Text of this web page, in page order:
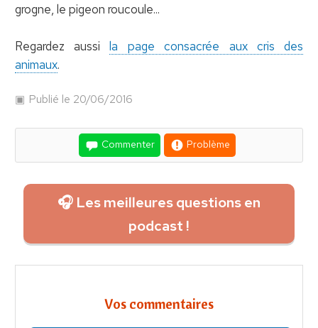
grogne, le pigeon roucoule...
Regardez aussila page consacrée aux cris des
animaux.
Publié le 20/06/2016
Commenter Problème
🎧 Les meilleures questions en
podcast !
Vos commentaires